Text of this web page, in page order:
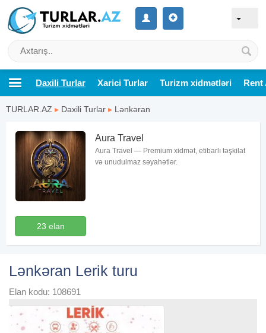
Daxili Turlar Xarici Turlar Turizm xidmətləri Rent
TURLAR.AZ ▸ Daxili Turlar ▸ Lənkəran
23 elan
Aura Travel
Aura Travel — Premium xidmət, etibarlı təşkilat
və unudulmaz səyahətlər.
Lənkəran Lerik turu
Elan kodu: 108691